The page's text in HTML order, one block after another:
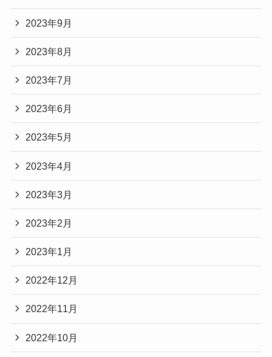
2023年9月
2023年8月
2023年7月
2023年6月
2023年5月
2023年4月
2023年3月
2023年2月
2023年1月
2022年12月
2022年11月
2022年10月